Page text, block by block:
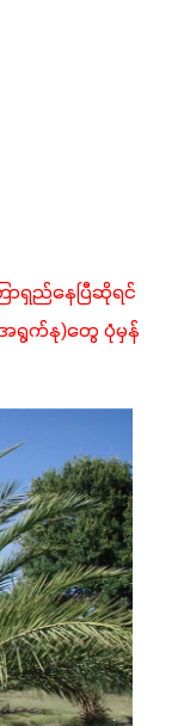
ြာရှည်နေပြီဆိုရင်
ရွက်နု)တွေ ပုံမှန်